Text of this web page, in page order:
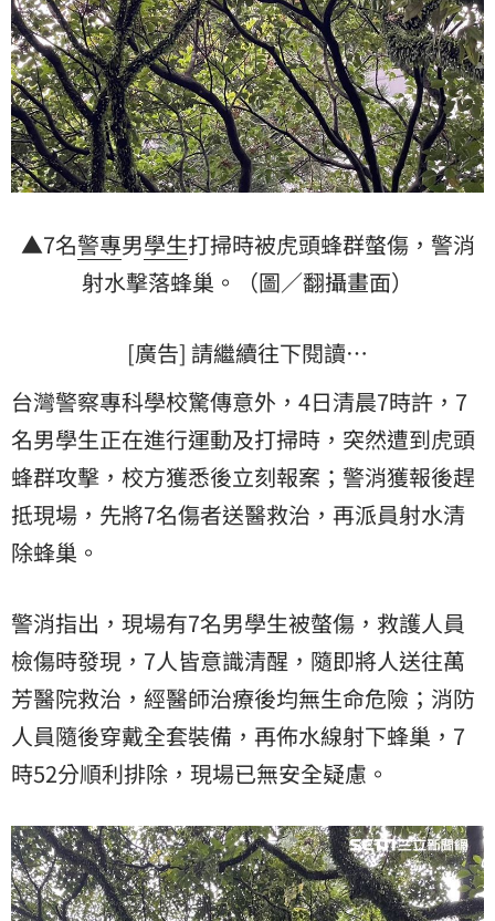
▲7名警專男學生打掃時被虎頭蜂群螫傷，警消
射水擊落蜂巢。（圖／翻攝畫面）
[廣告] 請繼續往下閱讀…
台灣警察專科學校驚傳意外，4日清晨7時許，7
名男學生正在進行運動及打掃時，突然遭到虎頭
蜂群攻擊，校方獲悉後立刻報案；警消獲報後趕
抵現場，先將7名傷者送醫救治，再派員射水清
除蜂巢。
警消指出，現場有7名男學生被螫傷，救護人員
檢傷時發現，7人皆意識清醒，隨即將人送往萬
芳醫院救治，經醫師治療後均無生命危險；消防
人員隨後穿戴全套裝備，再佈水線射下蜂巢，7
時52分順利排除，現場已無安全疑慮。